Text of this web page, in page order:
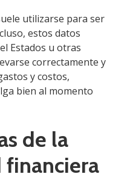
utilizarse para ser
estos datos
Estados u otras
correctamente y
y costos,
bien al momento
de la